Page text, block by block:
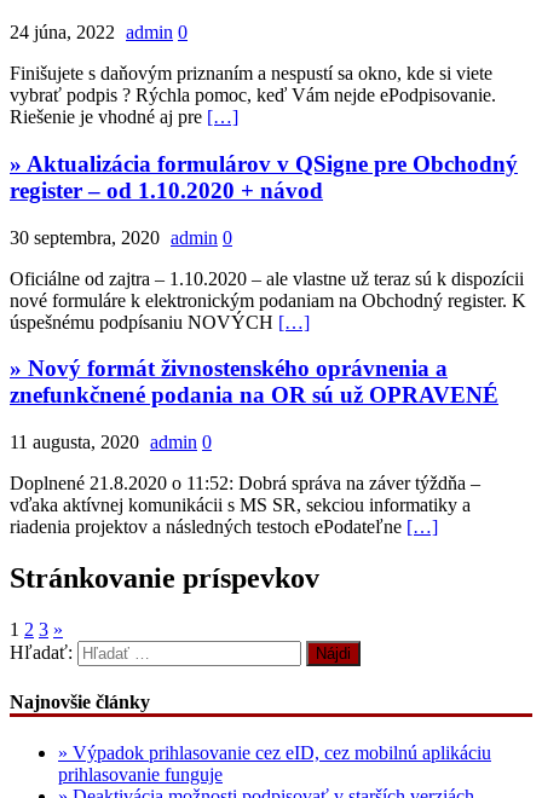
24 júna, 2022 admin 0
Finišujete s daňovým priznaním a nespustí sa okno, kde si viete
vybrať podpis ? Rýchla pomoc, keď Vám nejde ePodpisovanie.
Riešenie je vhodné aj pre […]
» Aktualizácia formulárov v QSigne pre Obchodný
register – od 1.10.2020 + návod
30 septembra, 2020 admin 0
Oficiálne od zajtra – 1.10.2020 – ale vlastne už teraz sú k dispozícii
nové formuláre k elektronickým podaniam na Obchodný register. K
úspešnému podpísaniu NOVÝCH […]
» Nový formát živnostenského oprávnenia a
znefunkčnené podania na OR sú už OPRAVENÉ
11 augusta, 2020 admin 0
Doplnené 21.8.2020 o 11:52: Dobrá správa na záver týždňa –
vďaka aktívnej komunikácii s MS SR, sekciou informatiky a
riadenia projektov a následných testoch ePodateľne […]
Stránkovanie príspevkov
1 2 3 »
Hľadať:
Najnovšie články
» Výpadok prihlasovanie cez eID, cez mobilnú aplikáciu
prihlasovanie funguje